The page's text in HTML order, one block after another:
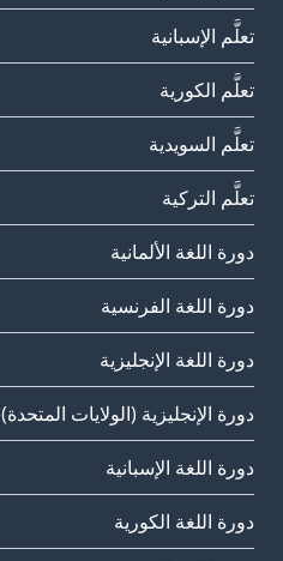
تعلَّم الإسبانية
تعلَّم الكورية
تعلَّم السويدية
تعلَّم التركية
دورة اللغة الألمانية
دورة اللغة الفرنسية
دورة اللغة الإنجليزية
دورة الإنجليزية (الولايات المتحدة)
دورة اللغة الإسبانية
دورة اللغة الكورية